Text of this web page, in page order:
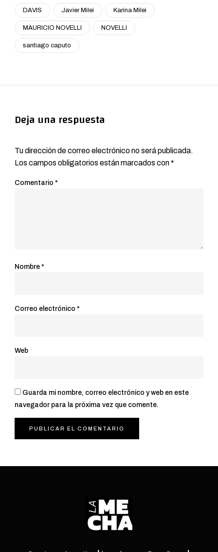
DAVIS Javier Milei Karina Milei
MAURICIO NOVELLI NOVELLI
santiago caputo
Deja una respuesta
Tu dirección de correo electrónico no será publicada.
Los campos obligatorios están marcados con*
Comentario *
Nombre *
Correo electrónico *
Web
Guarda mi nombre, correo electrónico y web en este
navegador para la próxima vez que comente.